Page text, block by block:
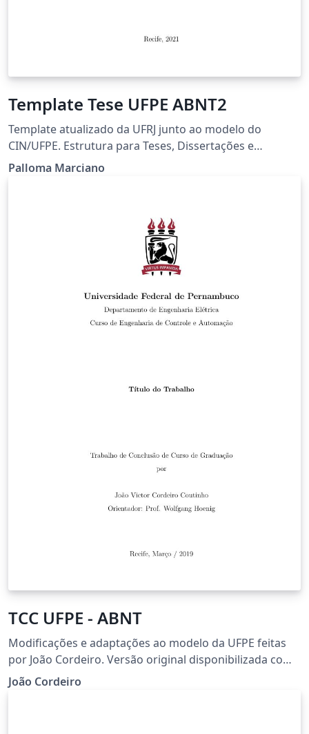
Template Tese UFPE ABNT2
Template atualizado da UFRJ junto ao modelo do
CIN/UFPE. Estrutura para Teses, Dissertações e
Trabalhos de Conclusão de Curso
Palloma Marciano
TCC UFPE - ABNT
Modificações e adaptações ao modelo da UFPE feitas
por João Cordeiro. Versão original disponibilizada como
template do latex. Este modelo foi criado para servir de
exemplo de formato, não devendo seu código ser
João Cordeiro